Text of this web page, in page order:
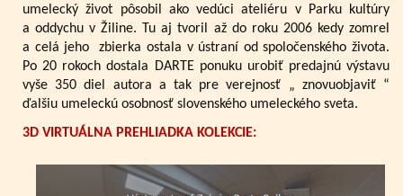
umelecký život pôsobil ako vedúci ateliéru v Parku kultúry
a oddychu v Žiline. Tu aj tvoril až do roku 2006 kedy zomrel
a celá jeho zbierka ostala v ústraní od spoločenského života.
Po 20 rokoch dostala DARTE ponuku urobiť predajnú výstavu
vyše 350 diel autora a tak pre verejnosť „ znovuobjaviť “
ďalšiu umeleckú osobnosť slovenského umeleckého sveta.
3D VIRTUÁLNA PREHLIADKA KOLEKCIE: